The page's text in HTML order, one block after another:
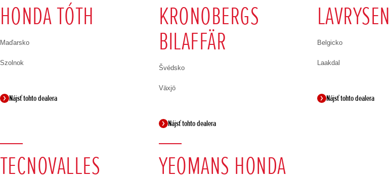
HONDA TÓTH
Maďarsko
Szolnok
Nájsť tohto dealera
KRONOBERGS
BILAFFÄR
Švédsko
Växjö
Nájsť tohto dealera
LAVRYSEN
Belgicko
Laakdal
Nájsť tohto dealera
TECNOVALLES YEOMANS HONDA